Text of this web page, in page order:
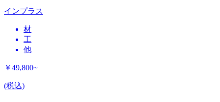
インプラス
材
工
他
￥49,800~
(税込)